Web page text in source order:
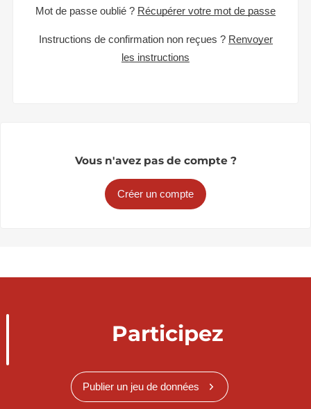
Mot de passe oublié ? Récupérer votre mot de passe
Instructions de confirmation non reçues ? Renvoyer
les instructions
Vous n'avez pas de compte ?
Créer un compte
Participez
Publier un jeu de données